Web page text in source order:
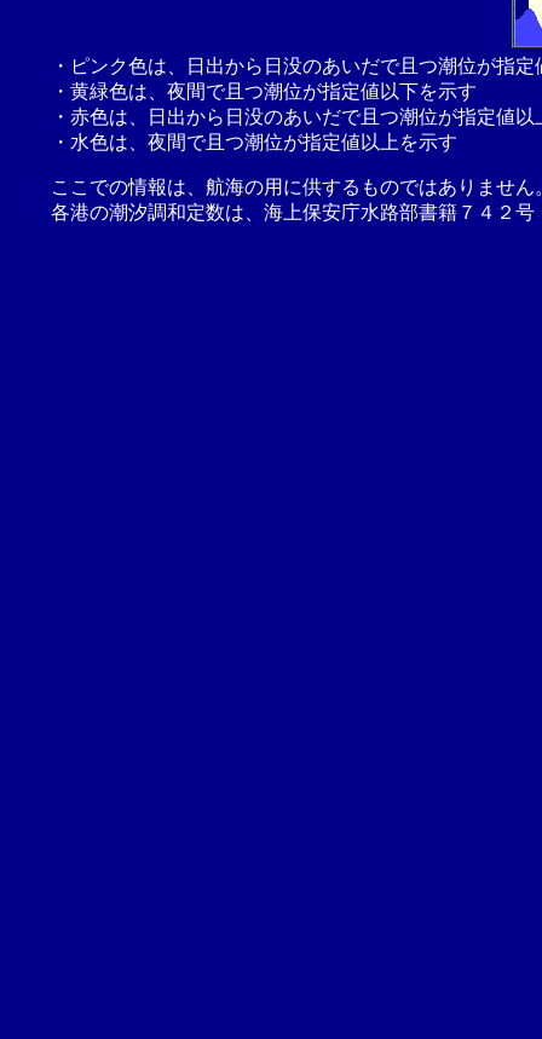
・ピンク色は、日出から日没のあいだで且つ潮位が指
・黄緑色は、夜間で且つ潮位が指定値以下を示す
・赤色は、日出から日没のあいだで且つ潮位が指定値以
・水色は、夜間で且つ潮位が指定値以上を示す
ここでの情報は、航海の用に供するものではありませ
各港の潮汐調和定数は、海上保安庁水路部書籍７４２